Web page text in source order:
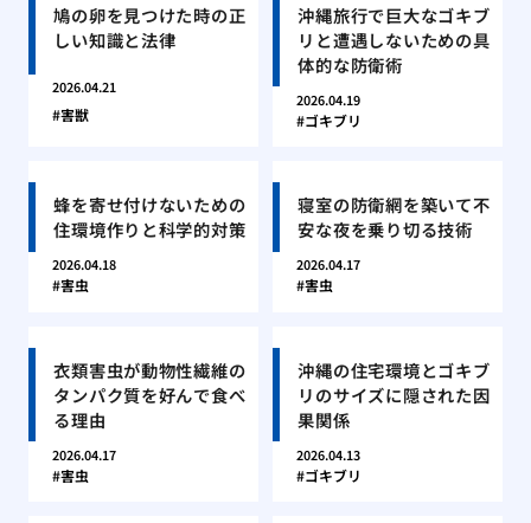
鳩の卵を見つけた時の正
しい知識と法律
2026.04.21
害獣
沖縄旅行で巨大なゴキブ
リと遭遇しないための具
体的な防衛術
2026.04.19
ゴキブリ
蜂を寄せ付けないための
住環境作りと科学的対策
2026.04.18
害虫
寝室の防衛網を築いて不
安な夜を乗り切る技術
2026.04.17
害虫
衣類害虫が動物性繊維の
タンパク質を好んで食べ
る理由
2026.04.17
害虫
沖縄の住宅環境とゴキブ
リのサイズに隠された因
果関係
2026.04.13
ゴキブリ